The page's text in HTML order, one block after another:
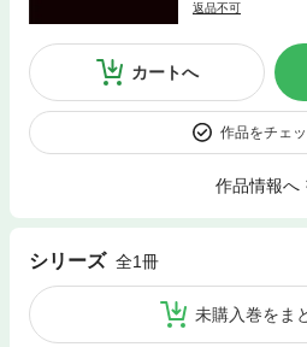
返品不可
カートへ
作品をチェ
作品情報へ
シリーズ 全1冊
未購入巻をま